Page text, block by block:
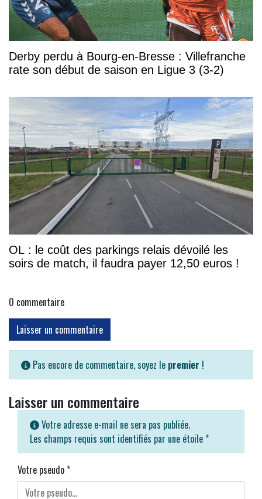
Derby perdu à Bourg-en-Bresse : Villefranche
rate son début de saison en Ligue 3 (3-2)
OL : le coût des parkings relais dévoilé les
soirs de match, il faudra payer 12,50 euros !
0 commentaire
Laisser un commentaire
Pas encore de commentaire, soyez le premier !
Laisser un commentaire
Votre adresse e-mail ne sera pas publiée.
Les champs requis sont identifiés par une étoile *
Votre pseudo*